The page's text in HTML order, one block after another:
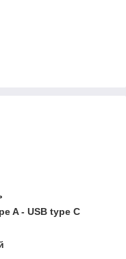
A - USB type C